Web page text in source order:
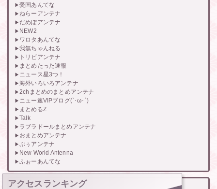
憂国あんてな
ねらーアンテナ
だめぽアンテナ
NEW2
ワロタあんてな
我無ちゃんねる
トリビアンテナ
まとめたった速報
ニュース星3つ！
海外いろいろアンテナ
2chまとめのまとめアンテナ
ニュー速VIPブログ(`･ω･´)
まとめるZ
Talk
ラブラドールまとめアンテナ
おまとめアンテナ
ぷぅアンテナ
New World Antenna
ふぉーあんてな
アクセスランキング